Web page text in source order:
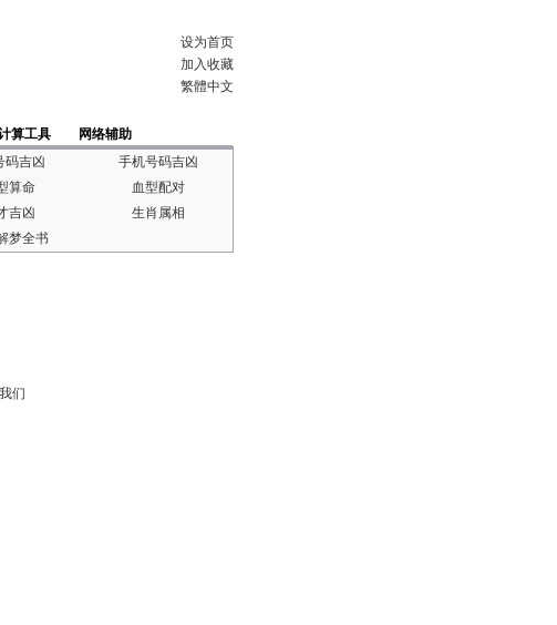
设为首页
加入收藏
繁體中文
算工具
网络辅助
码吉凶
手机号码吉凶
算命
血型配对
吉凶
生肖属相
梦全书
们